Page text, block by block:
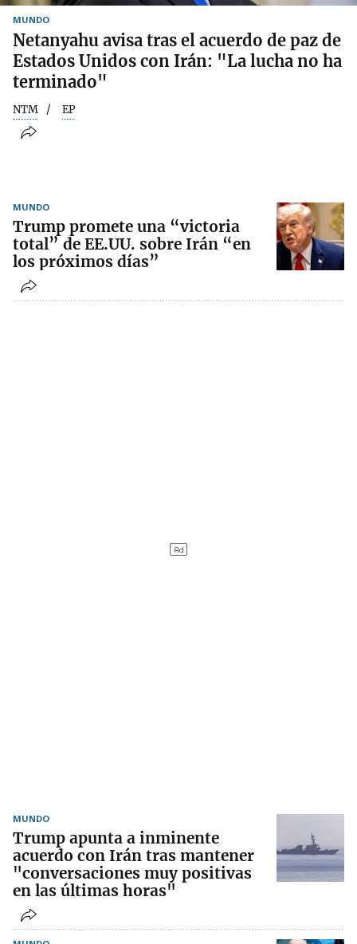
MUNDO
Netanyahu avisa tras el acuerdo de paz de
Estados Unidos con Irán: "La lucha no ha
terminado"
NTM EP
MUNDO
Trump promete una “victoria
total” de EE.UU. sobre Irán “en
los próximos días”
MUNDO
Trump apunta a inminente
acuerdo con Irán tras mantener
"conversaciones muy positivas
en las últimas horas"